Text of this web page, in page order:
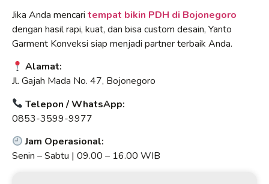
Jika Anda mencari tempat bikin PDH di Bojonegoro
dengan hasil rapi, kuat, dan bisa custom desain, Yanto
Garment Konveksi siap menjadi partner terbaik Anda.
Alamat:
Jl. Gajah Mada No. 47, Bojonegoro
Telepon / WhatsApp:
0853-3599-9977
Jam Operasional:
Senin – Sabtu | 09.00 – 16.00 WIB